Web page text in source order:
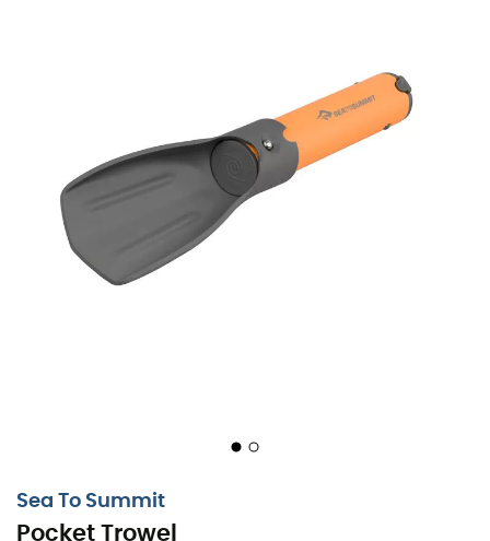
Sea To Summit
Pocket Trowel